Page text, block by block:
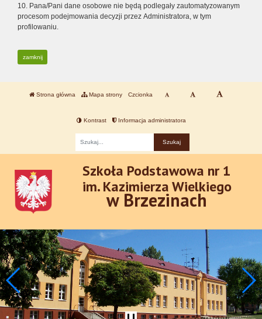
10. Pana/Pani dane osobowe nie będą podlegały zautomatyzowanym
procesom podejmowania decyzji przez Administratora, w tym
profilowaniu.
zamknij
Strona główna Mapa strony Czcionka
Kontrast Informacja administratora
Szkoła Podstawowa nr 1
im. Kazimierza Wielkiego
w Brzezinach